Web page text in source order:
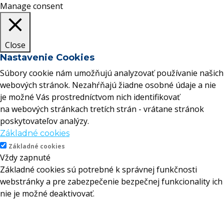
Manage consent
Close
Nastavenie Cookies
Súbory cookie nám umožňujú analyzovať používanie našich
webových stránok. Nezahŕňajú žiadne osobné údaje a nie
je možné Vás prostredníctvom nich identifikovať
na webových stránkach tretích strán - vrátane stránok
poskytovateľov analýzy.
Základné cookies
Základné cookies
Vždy zapnuté
Základné cookies sú potrebné k správnej funkčnosti
webstránky a pre zabezpečenie bezpečnej funkcionality ich
nie je možné deaktivovať.